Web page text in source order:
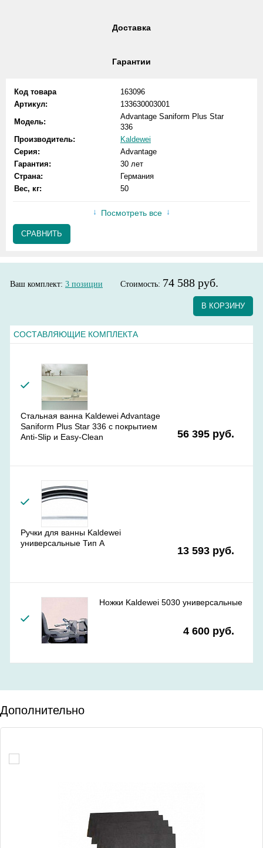
Доставка
Гарантии
Код товара
163096
Артикул:
133630003001
Модель:
Advantage Saniform Plus Star
336
Производитель:
Kaldewei
Серия:
Advantage
Гарантия:
30 лет
Страна:
Германия
Вес, кг:
50
Посмотреть все
СРАВНИТЬ
Ваш комплект: 3 позиции Стоимость: 74 588 руб.
В КОРЗИНУ
СОСТАВЛЯЮЩИЕ КОМПЛЕКТА
Стальная ванна Kaldewei Advantage
Saniform Plus Star 336 с покрытием
Anti-Slip и Easy-Clean
56 395 руб.
Ручки для ванны Kaldewei
универсальные Тип А
13 593 руб.
Ножки Kaldewei 5030 универсальные
4 600 руб.
Дополнительно